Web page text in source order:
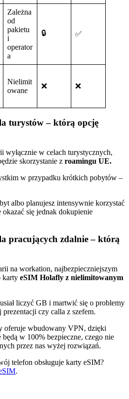
Zależna
od
pakietu
i
operator
a
🔒 ✅
Nielimit
owane
❌ ❌
turystów – którą opcję
wyłącznie w celach turystycznych,
skorzystanie z roamingu UE.
w przypadku krótkich pobytów –
albo planujesz intensywnie korzystać
się jednak dokupienie
pracujących zdalnie – którą
na workation, najbezpieczniejszym
karty eSIM Holafly z nielimitowanym
liczyć GB i martwić się o problemy
prezentacji czy calla z szefem.
oferuje wbudowany VPN, dzięki
w 100% bezpieczne, czego nie
przez nas wyżej rozwiązań.
telefon obsługuje karty eSIM?
.